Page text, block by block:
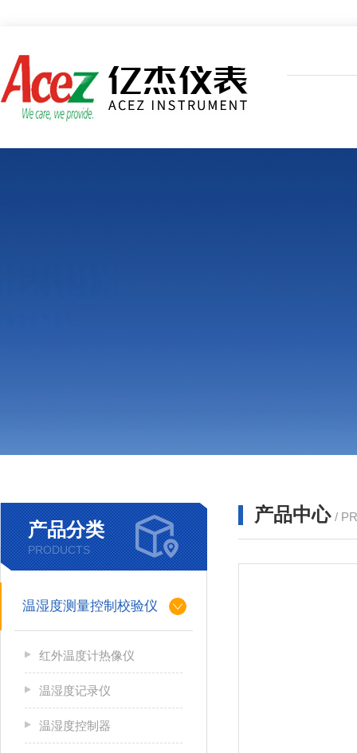
产品中心 /
产品分类
PRODUCTS
温湿度测量控制校验仪
红外温度计热像仪
温湿度记录仪
温湿度控制器